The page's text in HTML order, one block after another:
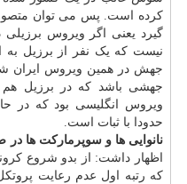
کرده است. پس می توان
گیرد یعنی اگر ویروس برزیلی
نیست که یک نفر از برزیل به
جهش در همین ویروس ایران
جهشی باشد که در برزیل هم
ویروس انگلیسی بود که در
حدودا با ثبات است.
نانوایی ها و سوپرمارکت ها در
اظهار داشت: از بدو شروع